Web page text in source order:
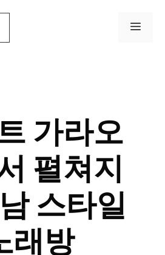
Menu
가라오
펼쳐지
스타일
래방